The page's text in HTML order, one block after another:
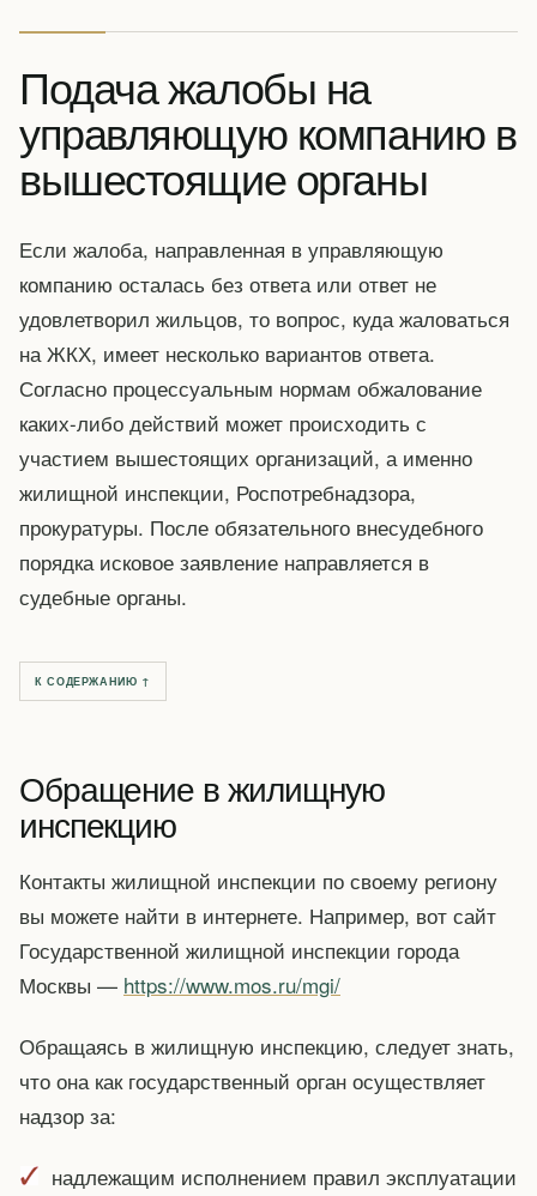
Подача жалобы на
управляющую компанию в
вышестоящие органы
Если жалоба, направленная в управляющую
компанию осталась без ответа или ответ не
удовлетворил жильцов, то вопрос, куда жаловаться
на ЖКХ, имеет несколько вариантов ответа.
Согласно процессуальным нормам обжалование
каких-либо действий может происходить с
участием вышестоящих организаций, а именно
жилищной инспекции, Роспотребнадзора,
прокуратуры. После обязательного внесудебного
порядка исковое заявление направляется в
судебные органы.
К СОДЕРЖАНИЮ ↑
Обращение в жилищную
инспекцию
Контакты жилищной инспекции по своему региону
вы можете найти в интернете. Например, вот сайт
Государственной жилищной инспекции города
Москвы — https://www.mos.ru/mgi/
Обращаясь в жилищную инспекцию, следует знать,
что она как государственный орган осуществляет
надзор за:
надлежащим исполнением правил эксплуатации